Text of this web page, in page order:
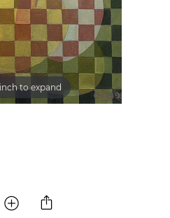
to expand